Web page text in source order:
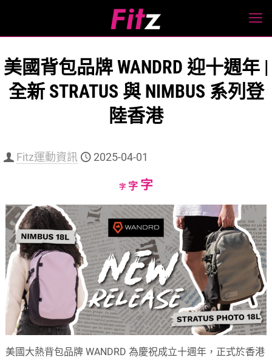
美國背包品牌 WANDRD 迎十週年 |
全新 STRATUS 與 NIMBUS 系列登
陸香港
Fitz運動資訊 2025-04-01
字Decrease
size.
字Reset
size.
字Increase
size.
美國大熱背包品牌 WANDRD 為慶祝成立十週年，正式於香港